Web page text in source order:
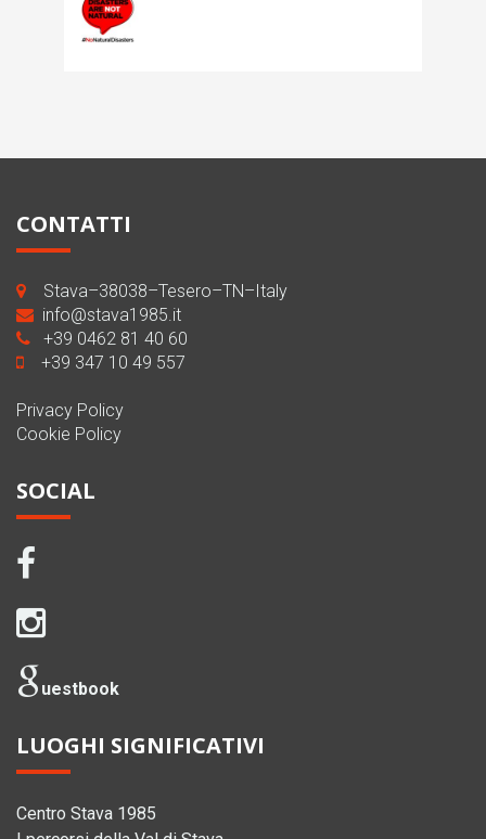
CONTATTI
Stava–38038–Tesero–TN–Italy
info@stava1985.it
+39 0462 81 40 60
+39 347 10 49 557
Privacy Policy
Cookie Policy
SOCIAL
uestbook
LUOGHI SIGNIFICATIVI
Centro Stava 1985